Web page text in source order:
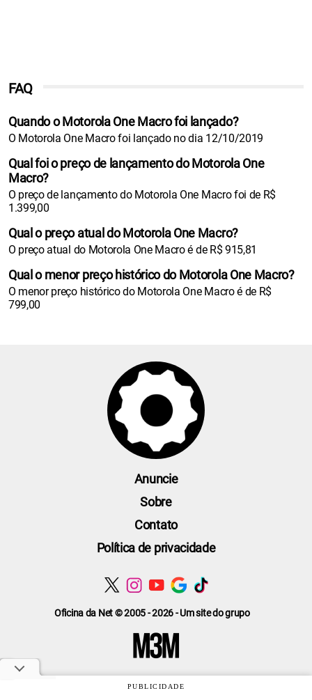
FAQ
Quando o Motorola One Macro foi lançado?
O Motorola One Macro foi lançado no dia 12/10/2019
Qual foi o preço de lançamento do Motorola One
Macro?
O preço de lançamento do Motorola One Macro foi de R$
1.399,00
Qual o preço atual do Motorola One Macro?
O preço atual do Motorola One Macro é de R$ 915,81
Qual o menor preço histórico do Motorola One Macro?
O menor preço histórico do Motorola One Macro é de R$
799,00
Oficina da Net © 2005 - 2026 - Um site do grupo
Anuncie
Sobre
Contato
Política de privacidade
PUBLICIDADE